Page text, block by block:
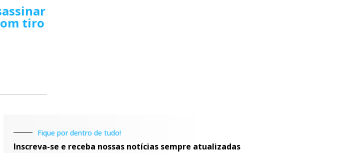
tiro
Fique por dentro de tudo!
Inscreva-se e receba nossas notícias sempre atualizadas